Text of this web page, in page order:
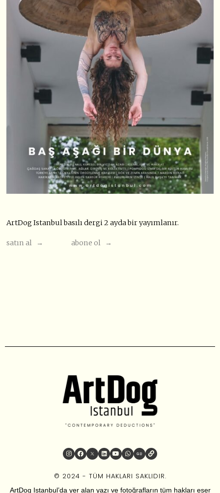
ArtDog Istanbul basılı dergi 2 ayda bir yayımlanır.
satın al → abone ol →
© 2024 - TÜM HAKLARI SAKLIDIR.
ArtDog Istanbul’da yer alan yazı ve fotoğrafların tüm hakları eser